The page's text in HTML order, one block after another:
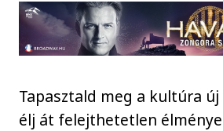
Tapasztald meg a kultúra
élj át felejthetetlen